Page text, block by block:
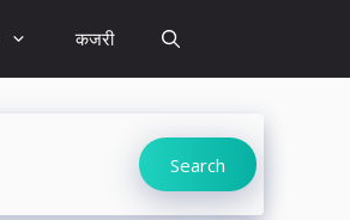
कजरी
Search